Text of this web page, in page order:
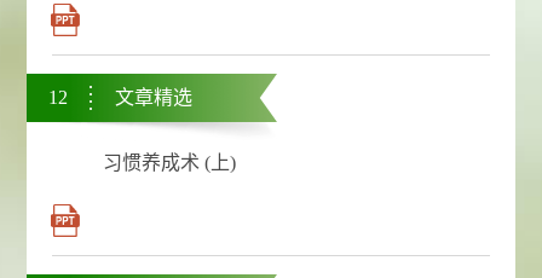
12 文章精选
习惯养成术 (上)